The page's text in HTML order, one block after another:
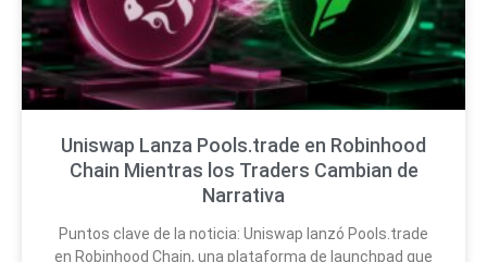
Uniswap Lanza Pools.trade en Robinhood
Chain Mientras los Traders Cambian de
Narrativa
Puntos clave de la noticia: Uniswap lanzó Pools.trade
en Robinhood Chain, una plataforma de launchpad que